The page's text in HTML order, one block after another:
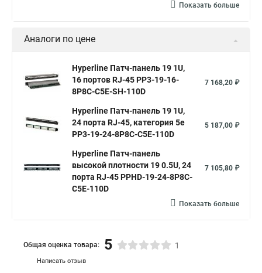
Показать больше
Аналоги по цене
Hyperline Патч-панель 19 1U,
16 портов RJ-45 PP3-19-16-
8P8C-C5E-SH-110D
7 168,20 ₽
Hyperline Патч-панель 19 1U,
24 порта RJ-45, категория 5e
PP3-19-24-8P8C-C5E-110D
5 187,00 ₽
Hyperline Патч-панель
высокой плотности 19 0.5U, 24
порта RJ-45 PPHD-19-24-8P8C-
C5E-110D
7 105,80 ₽
Показать больше
Написать отзыв
Общая оценка товара: 5 1